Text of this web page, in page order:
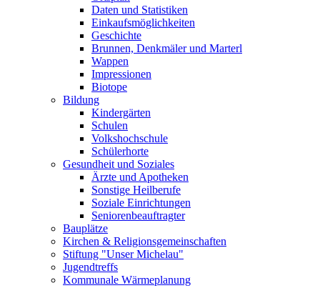
Daten und Statistiken
Einkaufsmöglichkeiten
Geschichte
Brunnen, Denkmäler und Marterl
Wappen
Impressionen
Biotope
Bildung
Kindergärten
Schulen
Volkshochschule
Schülerhorte
Gesundheit und Soziales
Ärzte und Apotheken
Sonstige Heilberufe
Soziale Einrichtungen
Seniorenbeauftragter
Bauplätze
Kirchen & Religionsgemeinschaften
Stiftung "Unser Michelau"
Jugendtreffs
Kommunale Wärmeplanung